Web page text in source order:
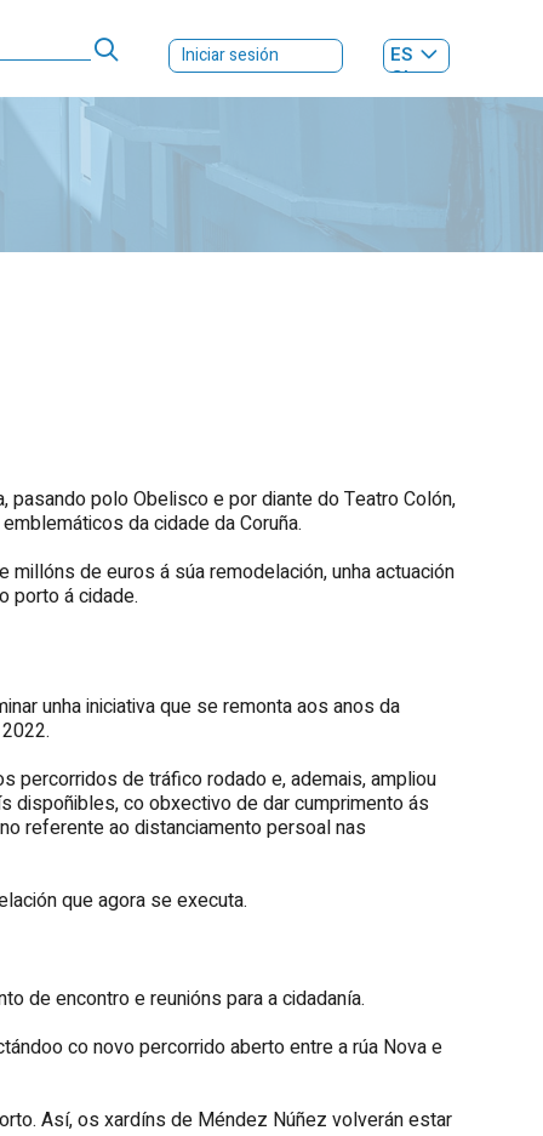
Iniciar sesión
ES
GL
pasando polo Obelisco e por diante do Teatro Colón,
da cidade da Coruña.
de euros á súa remodelación, unha actuación
porto á cidade.
unha iniciativa que se remonta aos anos da
percorridos de tráfico rodado e, ademais, ampliou
dispoñibles, co obxectivo de dar cumprimento ás
referente ao distanciamento persoal nas
que agora se executa.
de encontro e reunións para a cidadanía.
co novo percorrido aberto entre a rúa Nova e
Así, os xardíns de Méndez Núñez volverán estar